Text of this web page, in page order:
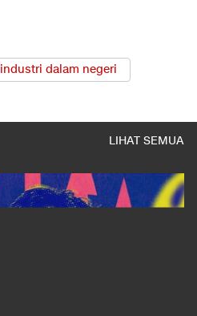
industri dalam negeri
LIHAT SEMUA